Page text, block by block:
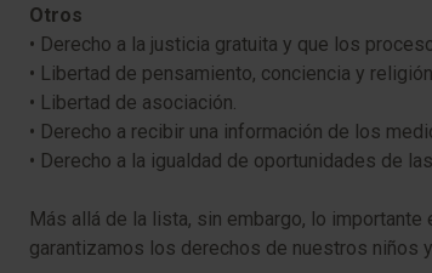
Otros
• Derecho a la justicia gratuita y que los
• Libertad de pensamiento, conciencia y
• Libertad de asociación.
• Derecho a recibir una información de los
• Derecho a la igualdad de oportunidades de
Más allá de la lista, sin embargo, lo
garantizamos los derechos de nuestros niños